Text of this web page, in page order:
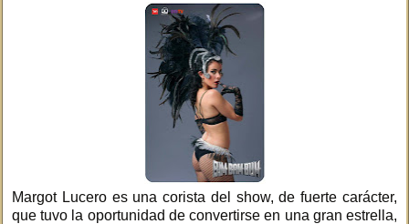
Margot Lucero es una corista del show, de fuerte carácter,
que tuvo la oportunidad de convertirse en una gran estrella,